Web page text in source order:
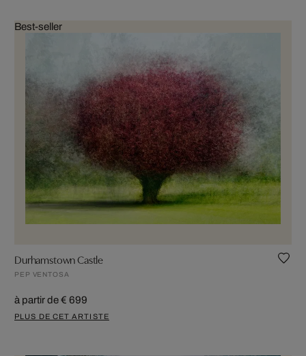
Best-seller
Durhamstown Castle
PEP VENTOSA
à partir de € 699
PLUS DE CET ARTISTE